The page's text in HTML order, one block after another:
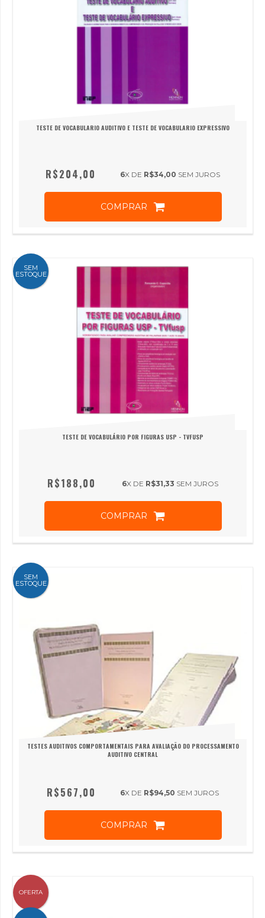
TESTE DE VOCABULARIO AUDITIVO E TESTE DE VOCABULARIO EXPRESSIVO
R$204,00 6X DE R$34,00 SEM JUROS
COMPRAR
SEM
ESTOQUE
TESTE DE VOCABULÁRIO POR FIGURAS USP - TVFUSP
R$188,00 6X DE R$31,33 SEM JUROS
COMPRAR
SEM
ESTOQUE
TESTES AUDITIVOS COMPORTAMENTAIS PARA AVALIAÇÃO DO PROCESSAMENTO
AUDITIVO CENTRAL
R$567,00 6X DE R$94,50 SEM JUROS
COMPRAR
OFERTA